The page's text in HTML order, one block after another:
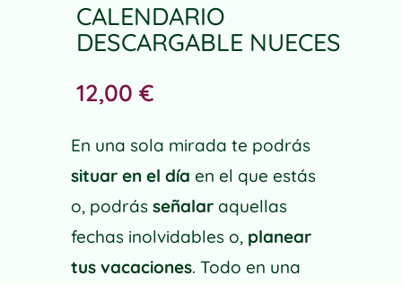
CALENDARIO
DESCARGABLE NUECES
12,00 €
En una sola mirada te podrás
situar en el día en el que estás
o, podrás señalaraquellas
fechas inolvidables o, planear
tus vacaciones. Todo en una